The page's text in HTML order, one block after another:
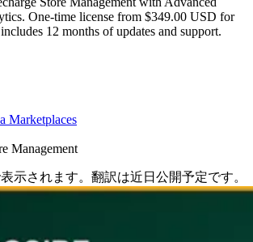
One-time license from $349.00 USD for
12 months of updates and support.
Marketplaces
Management
示されます。翻訳は近日公開予定です。